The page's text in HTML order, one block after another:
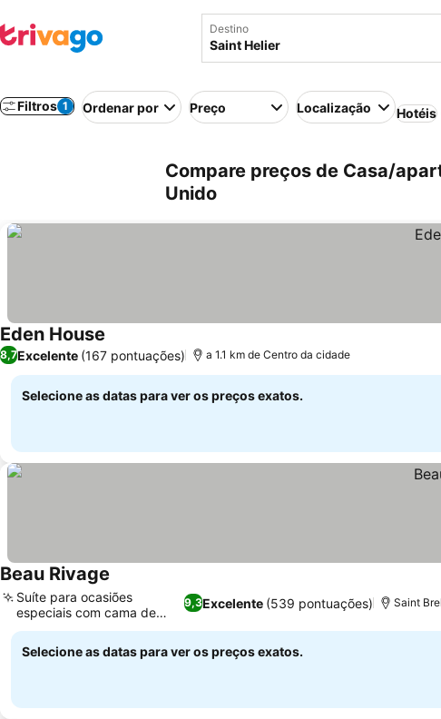
Destino
Filtros 1 Ordenar por Preço Localização Hotéis
Compare preços de Casa/
Unido
Eden House
8,7Excelente (167 pontuações) a 1.1 km de Centro da cidade
Selecione as datas para ver os preços exatos.
Beau Rivage
9,3Excelente (539 pontuações)
Suíte para ocasiões
especiais com cama de
dossel
Saint
Selecione as datas para ver os preços exatos.